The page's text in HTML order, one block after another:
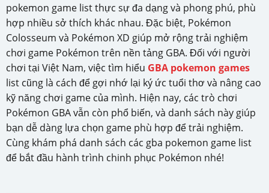
pokemon game list thực sự đa dạng và phong phú, phù
hợp nhiều sở thích khác nhau. Đặc biệt, Pokémon
Colosseum và Pokémon XD giúp mở rộng trải nghiệm
chơi game Pokémon trên nền tảng GBA. Đối với người
chơi tại Việt Nam, việc tìm hiểu GBA pokemon games
list cũng là cách để gợi nhớ lại ký ức tuổi thơ và nâng cao
kỹ năng chơi game của mình. Hiện nay, các trò chơi
Pokémon GBA vẫn còn phổ biến, và danh sách này giúp
bạn dễ dàng lựa chọn game phù hợp để trải nghiệm.
Cùng khám phá danh sách các gba pokemon game list
để bắt đầu hành trình chinh phục Pokémon nhé!